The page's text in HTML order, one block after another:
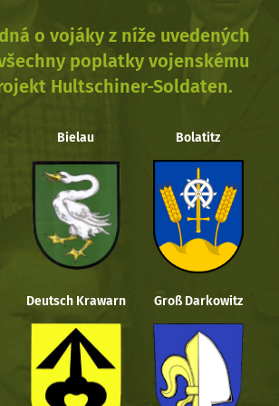
o vojáky z níže uvedených
poplatky vojenskému
Hultschiner-Soldaten.
Bielau Bolatitz
Deutsch Krawarn Groß Darkowitz